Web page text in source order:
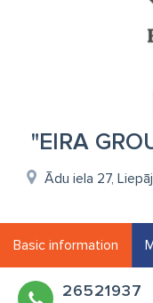
"EIRA
Ādu iela 27,
Basic information
26521937